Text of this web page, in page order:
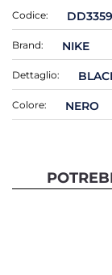
Codice:
Brand: NIKE
Dettaglio:
Colore: NERO